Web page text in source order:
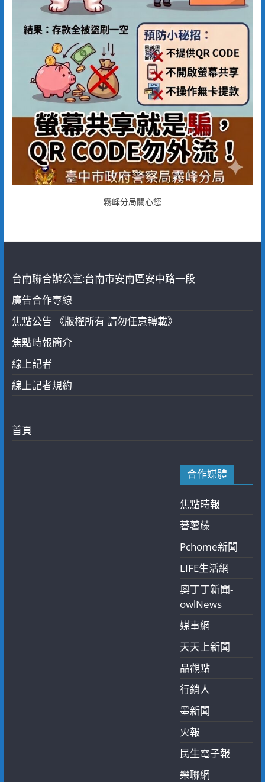
霧峰分局關心您
台南聯合辦公室:台南市安南區安中路一段
廣告合作專線
焦點公告 《版權所有 請勿任意轉載》
焦點時報簡介
線上記者
線上記者規約
首頁
合作媒體
焦點時報
蕃薯藤
Pchome新聞
LIFE生活網
奧丁丁新聞-
owlNews
媒事網
天天上新聞
品觀點
行銷人
墨新聞
火報
民生電子報
樂聯網